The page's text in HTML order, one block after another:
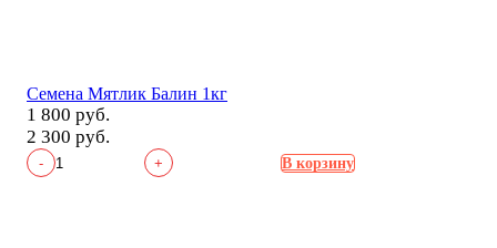
Семена Мятлик Балин 1кг
1 800 руб.
2 300 руб.
- + В корзину